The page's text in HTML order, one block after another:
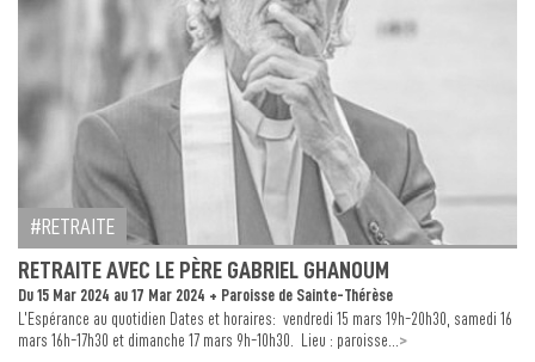
RETRAITE
RETRAITE AVEC LE PÈRE GABRIEL GHANOUM
Du 15 Mar 2024 au 17 Mar 2024 + Paroisse de Sainte-Thérèse
L’Espérance au quotidien Dates et horaires: vendredi 15 mars 19h-20h30, samedi 16
mars 16h-17h30 et dimanche 17 mars 9h-10h30. Lieu : paroisse... >